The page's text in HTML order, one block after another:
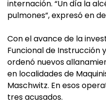
internación. “Un día la
pulmones”, expresó en
Con el avance de la
Funcional de Instrucción
ordenó nuevos
en localidades de
Maschwitz. En esos
tres acusados.